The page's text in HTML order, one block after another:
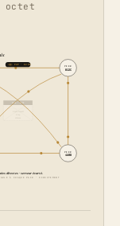
octet
IDLE · MUTE
PEER
B12C
PEER
4A8B
P2P · E2EE
directes · serveur écarté.
À CHAQUE PAIR · DIRECTEMENT